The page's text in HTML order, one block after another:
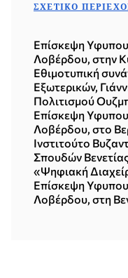
ΣΧΕΤΙΚΌ
Επίσκεψη
Λοβέρδου, στην
Εθιμοτυπική
Εξωτερικών,
Πολιτισμού
Nazarbekov
Επίσκεψη
Λοβέρδου, στο
Ινστιτούτο
Σπουδών
«Ψηφιακή
του Ελληνικού
Μεταβυζαντινών
Επίσκεψη
Λοβέρδου, στη